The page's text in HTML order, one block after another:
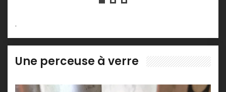
.
Une perceuse à verre